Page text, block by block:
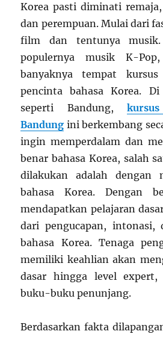
Korea pasti diminati
dan perempuan. Mulai dari
film dan tentunya musik.
populernya musik K-
banyaknya tempat
pencinta bahasa Korea.
seperti Bandung,
Bandung ini berkembang
ingin memperdalam dan
benar bahasa Korea, salah
dilakukan adalah dengan
bahasa Korea. Dengan
mendapatkan pelajaran
dari pengucapan, intonasi,
bahasa Korea. Tenaga
memiliki keahlian akan
dasar hingga level
buku-buku penunjang.
Berdasarkan fakta